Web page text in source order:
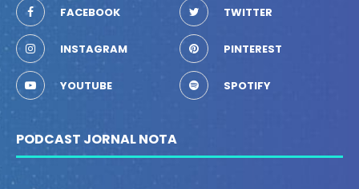
FACEBOOK TWITTER
INSTAGRAM PINTEREST
YOUTUBE SPOTIFY
PODCAST JORNAL NOTA